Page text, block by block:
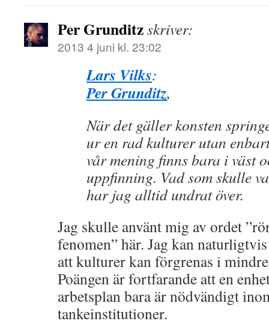
Per Grunditzskriver:
2013 4 juni kl. 23:02
Lars Vilks:
Per Grunditz,
När det gäller konsten
ur en rad kulturer utan
vår mening finns bara i väst
uppfinning. Vad som skulle
har jag alltid undrat över.
Jag skulle använt mig av ordet
fenomen” här. Jag kan
att kulturer kan förgrenas i
Poängen är fortfarande att en
arbetsplan bara är nödvändigt
tankeinstitutioner.